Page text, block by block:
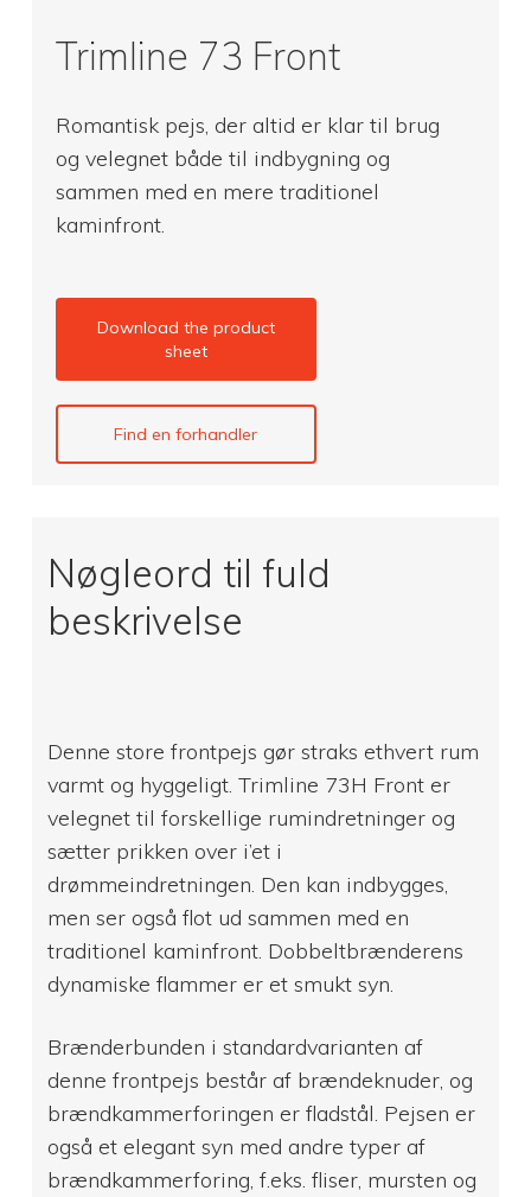
Trimline 73 Front
Romantisk pejs, der altid er klar til brug
og velegnet både til indbygning og
sammen med en mere traditionel
kaminfront.
Download the product
sheet
Find en forhandler
Nøgleord til fuld
beskrivelse
Denne store frontpejs gør straks ethvert rum
varmt og hyggeligt. Trimline 73H Front er
velegnet til forskellige rumindretninger og
sætter prikken over i’et i
drømmeindretningen. Den kan indbygges,
men ser også flot ud sammen med en
traditionel kaminfront. Dobbeltbrænderens
dynamiske flammer er et smukt syn.
Brænderbunden i standardvarianten af
denne frontpejs består af brændeknuder, og
brændkammerforingen er fladstål. Pejsen er
også et elegant syn med andre typer af
brændkammerforing, f.eks. fliser, mursten og